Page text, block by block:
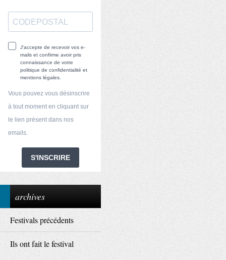
J'accepte de recevoir vos e-
mails et confirme avoir pris
connaissance de votre
politique de confidentialité et
mentions légales.
Vous pouvez vous désinscrire
à tout moment en cliquant sur
le lien présent dans nos
emails.
S'INSCRIRE
archives
Festivals précédents
Ils ont fait le festival